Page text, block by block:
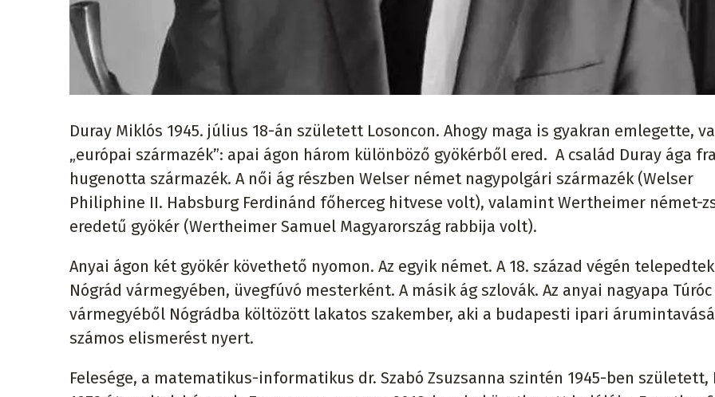
Duray Miklós 1945. július 18-án született Losoncon. Ahogy maga is gyakran emlegette,
„európai származék”: apai ágon három különböző gyökérből ered. A család Duray ága
hugenotta származék. A női ág részben Welser német nagypolgári származék (Welser
Philiphine II. Habsburg Ferdinánd főherceg hitvese volt), valamint Wertheimer német-
eredetű gyökér (Wertheimer Samuel Magyarország rabbija volt).
Anyai ágon két gyökér követhető nyomon. Az egyik német. A 18. század végén
Nógrád vármegyében, üvegfúvó mesterként. A másik ág szlovák. Az anyai nagyapa Túróc
vármegyéből Nógrádba költözött lakatos szakember, aki a budapesti ipari
számos elismerést nyert.
Felesége, a matematikus-informatikus dr. Szabó Zsuzsanna szintén 1945-ben született,